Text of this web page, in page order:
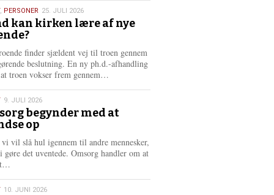
s
m
e
r
e
, PERSONER 25. JULI 2026
kan kirken lære af nye
finder sjældent vej til troen gennem
beslutning. En ny ph.d.-afhandling
troen vokser frem gennem…
e
e
9. JULI 2026
begynder med at
op
vil slå hul igennem til andre mennesker,
gøre det uventede. Omsorg handler om at
s
10. JUNI 2026